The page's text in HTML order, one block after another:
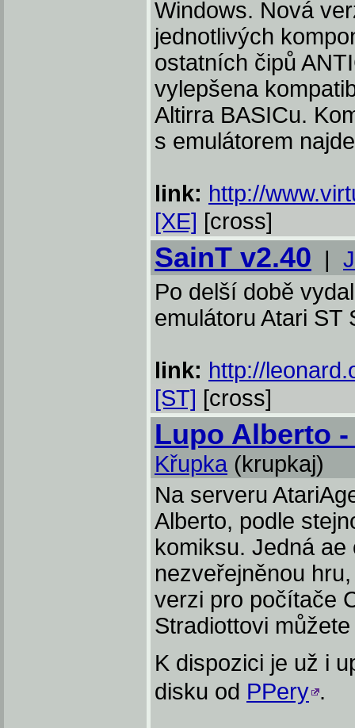
Windows. Nová
jednotlivých
ostatních čipů
vylepšena
Altirra BASICu.
s emulátorem
link: http://
[XE] [cross]
SainT v2.40 |
Po delší době
emulátoru Atari ST
link: http://
[ST] [cross]
Lupo Alberto
Křupka (krupkaj)
Na serveru
Alberto, podle
komiksu. Jedná
nezveřejněnou
verzi pro počítače
Stradiottovi
K dispozici je už i
disku od PPery .